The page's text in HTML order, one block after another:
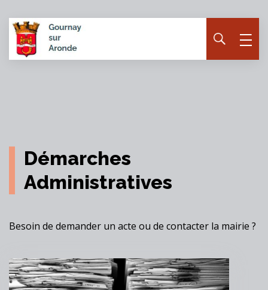
Démarches
Administratives
Besoin de demander un acte ou de contacter la mairie ?